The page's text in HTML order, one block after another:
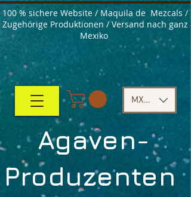
100 % sichere Website / Maquila de Mezcals /
Zugehörige Produktionen / Versand nach ganz
Mexiko
MXN ($)
Agaven-
Produzenten